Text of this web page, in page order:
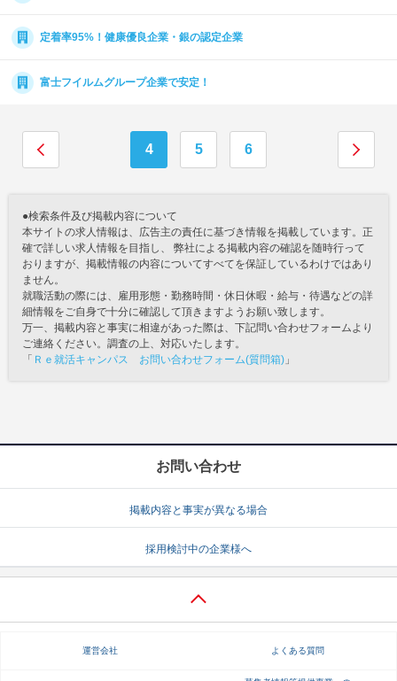
定着率95%！健康優良企業・銀の認定企業
富士フイルムグループ企業で安定！
4 5 6
●検索条件及び掲載内容について
本サイトの求人情報は、広告主の責任に基づき情報を掲載しています。正
確で詳しい求人情報を目指し、 弊社による掲載内容の確認を随時行って
おりますが、掲載情報の内容についてすべてを保証しているわけではあり
ません。
就職活動の際には、雇用形態・勤務時間・休日休暇・給与・待遇などの詳
細情報をご自身で十分に確認して頂きますようお願い致します。
万一、掲載内容と事実に相違があった際は、下記問い合わせフォームより
ご連絡ください。調査の上、対応いたします。
「 Ｒｅ就活キャンパス お問い合わせフォーム(質問箱) 」
お問い合わせ
掲載内容と事実が異なる場合
採用検討中の企業様へ
運営会社 よくある質問